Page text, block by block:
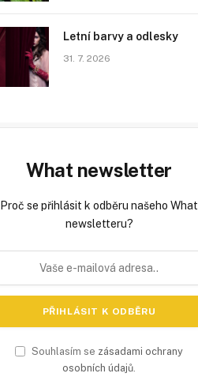
Letní barvy a odlesky
31. 7. 2026
What newsletter
Proč se přihlásit k odběru našeho What
newsletteru?
Souhlasím se zásadami ochrany
osobních údajů